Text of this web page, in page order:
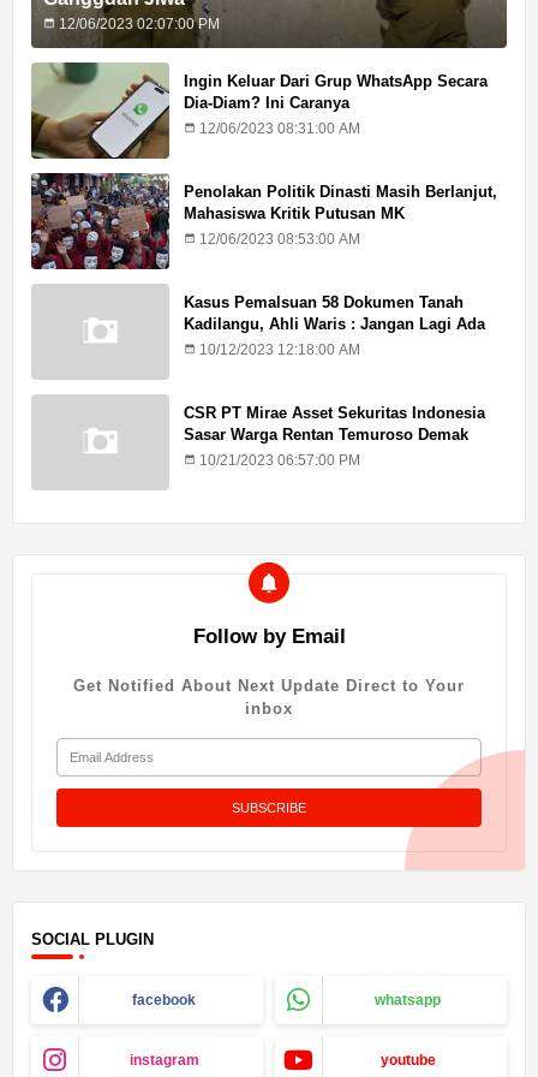
12/06/2023 02:07:00 PM
Ingin Keluar Dari Grup WhatsApp Secara
Dia-Diam? Ini Caranya
12/06/2023 08:31:00 AM
Penolakan Politik Dinasti Masih Berlanjut,
Mahasiswa Kritik Putusan MK
12/06/2023 08:53:00 AM
Kasus Pemalsuan 58 Dokumen Tanah
Kadilangu, Ahli Waris : Jangan Lagi Ada
Penundaan Hukuman
10/12/2023 12:18:00 AM
CSR PT Mirae Asset Sekuritas Indonesia
Sasar Warga Rentan Temuroso Demak
10/21/2023 06:57:00 PM
Follow by Email
Get Notified About Next Update Direct to Your
inbox
SOCIAL PLUGIN
facebook whatsapp
instagram youtube